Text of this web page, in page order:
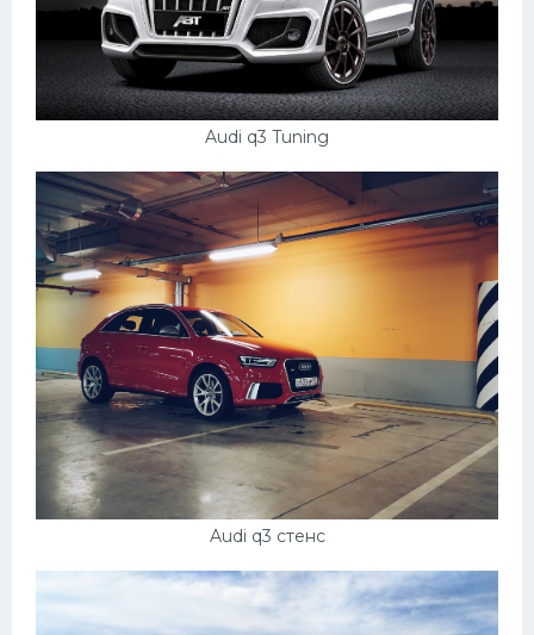
Audi q3 Tuning
Audi q3 стенс